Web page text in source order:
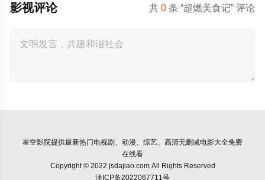
共0 条 “超燃美食记” 评论
影视评论
星空影院提供最新热门电视剧、动漫、综艺、高清无删减电影大全免费
在线看
Copyright © 2022 jsdajiao.com All Rights Reserved
津ICP备2022067711号